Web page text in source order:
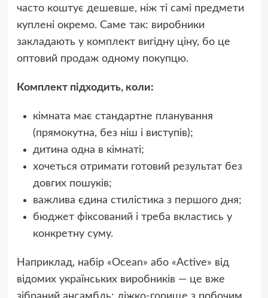
часто коштує дешевше, ніж ті самі предмети
куплені окремо. Саме так: виробники
закладають у комплект вигідну ціну, бо це
оптовий продаж одному покупцю.
Комплект підходить, коли:
кімната має стандартне планування
(прямокутна, без ніш і виступів);
дитина одна в кімнаті;
хочеться отримати готовий результат без
довгих пошуків;
важлива єдина стилістика з першого дня;
бюджет фіксований і треба вкластись у
конкретну суму.
Наприклад, набір «Ocean» або «Active» від
відомих українських виробників — це вже